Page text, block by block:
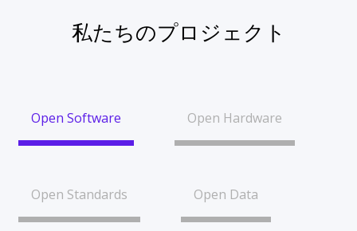
私たちのプロジェクト
Open Software Open Hardware
Open Standards Open Data